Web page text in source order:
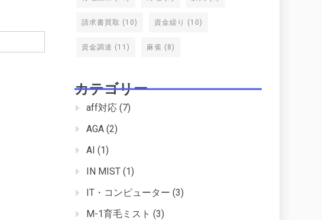
請求書買取 (10) 資金繰り (10)
資金調達 (11) 麻雀 (8)
カテゴリー
aff対応 (7)
AGA (2)
AI (1)
IN MIST (1)
IT・コンピューター (3)
M-1育毛ミスト (3)